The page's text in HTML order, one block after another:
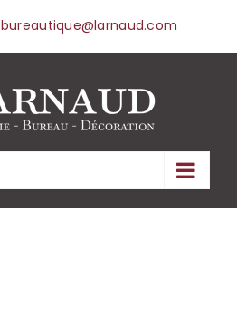
bureautique@larnaud.com